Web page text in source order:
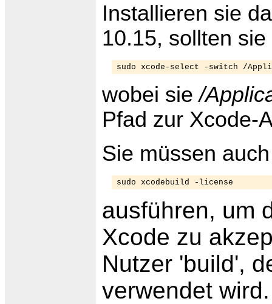
Installieren sie
10.15, sollten
sudo xcode-select -switch /
wobei sie/
Pfad zur Xcode-
Sie müssen auch
sudo xcodebuild -license
ausführen, um
Xcode zu
Nutzer 'build',
verwendet wird.